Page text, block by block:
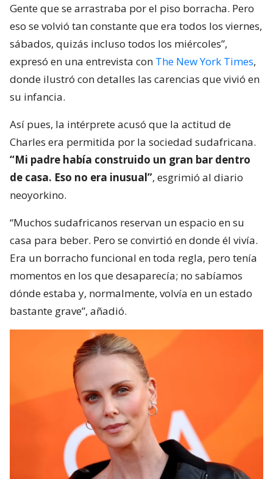
Gente que se arrastraba por el piso borracha. Pero
eso se volvió tan constante que era todos los viernes,
sábados, quizás incluso todos los miércoles”,
expresó en una entrevista con The New York Times,
donde ilustró con detalles las carencias que vivió en
su infancia.
Así pues, la intérprete acusó que la actitud de
Charles era permitida por la sociedad sudafricana.
“Mi padre había construido un gran bar dentro
de casa. Eso no era inusual”, esgrimió al diario
neoyorkino.
“Muchos sudafricanos reservan un espacio en su
casa para beber. Pero se convirtió en donde él vivía.
Era un borracho funcional en toda regla, pero tenía
momentos en los que desaparecía; no sabíamos
dónde estaba y, normalmente, volvía en un estado
bastante grave”, añadió.